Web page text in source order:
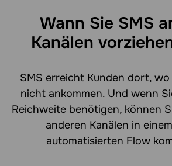
Wann Sie SMS
Kanälen
SMS erreicht Kunden dort, wo
nicht ankommen. Und wenn
Reichweite benötigen, können
anderen Kanälen in
automatisierten Flow